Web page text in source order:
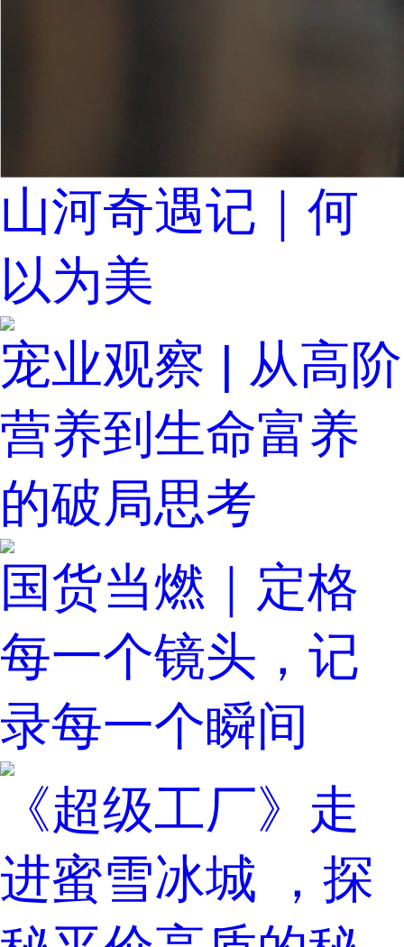
山河奇遇记｜何
以为美
宠业观察 | 从高阶
营养到生命富养
的破局思考
国货当燃｜定格
每一个镜头，记
录每一个瞬间
《超级工厂》走
进蜜雪冰城 ，探